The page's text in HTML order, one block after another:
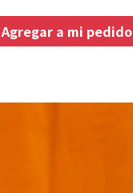
Agregar a mi pedido